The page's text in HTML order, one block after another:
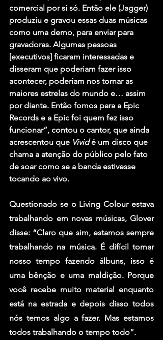
comercial por si só. Então ele (Jagger)
produziu e gravou essas duas músicas
como uma demo, para enviar para
gravadoras. Algumas pessoas
[executivos] ficaram interessadas e
disseram que poderiam fazer isso
acontecer, poderiam nos tornar as
maiores estrelas do mundo e… assim
por diante. Então fomos para a Epic
Records e a Epic foi quem fez isso
funcionar”, contou o cantor, que ainda
acrescentou que Vivid é um disco que
chama a atenção do público pelo fato
de soar como se a banda estivesse
tocando ao vivo.
Questionado se o Living Colour estava
trabalhando em novas músicas, Glover
disse: “Claro que sim, estamos sempre
trabalhando na música. É difícil tomar
nosso tempo fazendo álbuns, isso é
uma bênção e uma maldição. Porque
você recebe muito material enquanto
está na estrada e depois disso todos
nós temos algo a fazer. Mas estamos
todos trabalhando o tempo todo”.